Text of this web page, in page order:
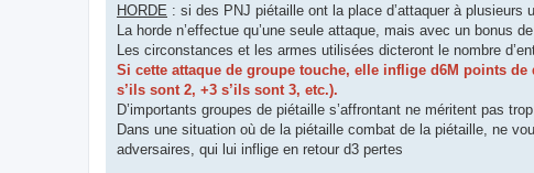
HORDE : si des PNJ piétaille ont la place d’attaquer à plusieurs
La horde n’effectue qu’une seule attaque, mais avec un bonus
Les circonstances et les armes utilisées dicteront le nombre
Si cette attaque de groupe touche, elle inflige d6M points
s’ils sont 2, +3 s’ils sont 3, etc.).
D’importants groupes de piétaille s’affrontant ne méritent pas
Dans une situation où de la piétaille combat de la piétaille, ne
adversaires, qui lui inflige en retour d3 pertes